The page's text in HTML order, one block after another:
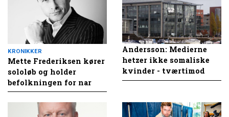
KRONIKKER
Mette Frederiksen kører
sololøb og holder
befolkningen for nar
Andersson: Medierne
hetzer ikke somaliske
kvinder - tværtimod